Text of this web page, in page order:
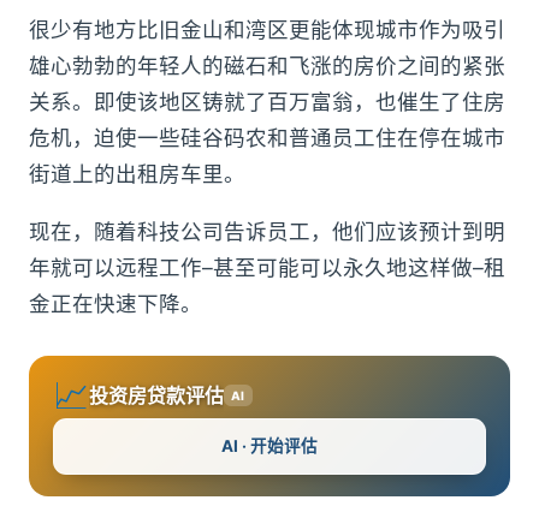
很少有地方比旧金山和湾区更能体现城市作为吸引
雄心勃勃的年轻人的磁石和飞涨的房价之间的紧张
关系。即使该地区铸就了百万富翁，也催生了住房
危机，迫使一些硅谷码农和普通员工住在停在城市
街道上的出租房车里。
现在，随着科技公司告诉员工，他们应该预计到明
年就可以远程工作–甚至可能可以永久地这样做–租
金正在快速下降。
📈投资房贷款评估 AI
AI · 开始评估